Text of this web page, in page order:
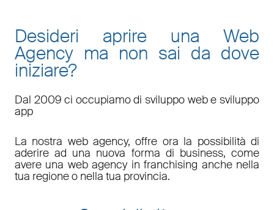
Desideri aprire una Web
Agency ma non sai da dove
iniziare?
Dal 2009 ci occupiamo di sviluppo web e sviluppo
app
La nostra web agency, offre ora la possibilità di
aderire ad una nuova forma di business, come
avere una web agency in franchising anche nella
tua regione o nella tua provincia.